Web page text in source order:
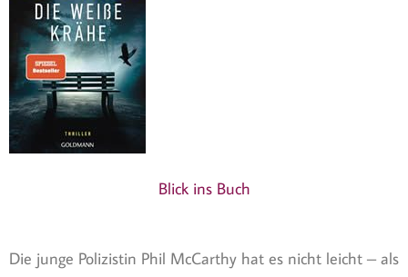
Blick ins Buch
Die junge Polizistin Phil McCarthy hat es nicht leicht – als